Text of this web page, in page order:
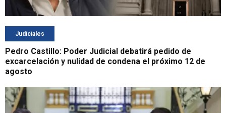
Judiciales
Pedro Castillo: Poder Judicial debatirá pedido de
excarcelación y nulidad de condena el próximo 12 de
agosto